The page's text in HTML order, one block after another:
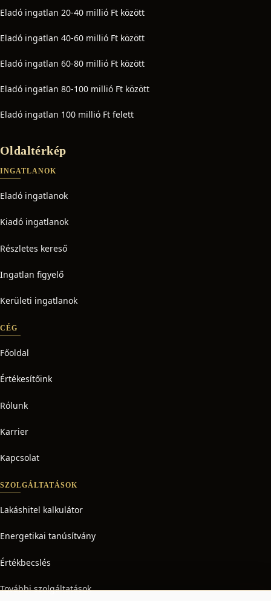
Eladó ingatlan 20-40 millió Ft között
Eladó ingatlan 40-60 millió Ft között
Eladó ingatlan 60-80 millió Ft között
Eladó ingatlan 80-100 millió Ft között
Eladó ingatlan 100 millió Ft felett
Oldaltérkép
INGATLANOK
Eladó ingatlanok
Kiadó ingatlanok
Részletes kereső
Ingatlan figyelő
Kerületi ingatlanok
CÉG
Főoldal
Értékesítőink
Rólunk
Karrier
Kapcsolat
SZOLGÁLTATÁSOK
Lakáshitel kalkulátor
Energetikai tanúsítvány
Értékbecslés
További szolgáltatások